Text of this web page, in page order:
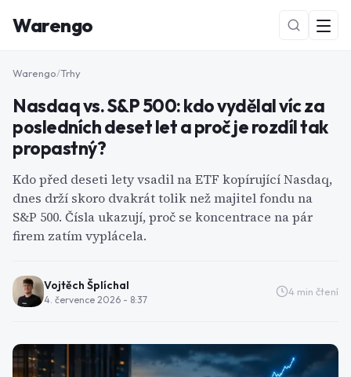
Warengo
NOVÉ
Warengo/Trhy
Nasdaq vs. S&P 500: kdo vydělal víc za
posledních deset let a proč je rozdíl tak
propastný?
Kdo před deseti lety vsadil na ETF kopírující Nasdaq,
dnes drží skoro dvakrát tolik než majitel fondu na
S&P 500. Čísla ukazují, proč se koncentrace na pár
firem zatím vyplácela.
Vojtěch Šplíchal
4. července 2026 - 8:37
4 min čtení